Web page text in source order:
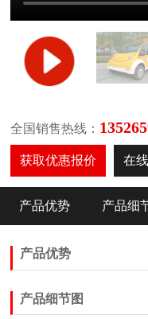
全国销售热线：
获取优惠报价 在
产品优势 产品细
产品优势
产品细节图